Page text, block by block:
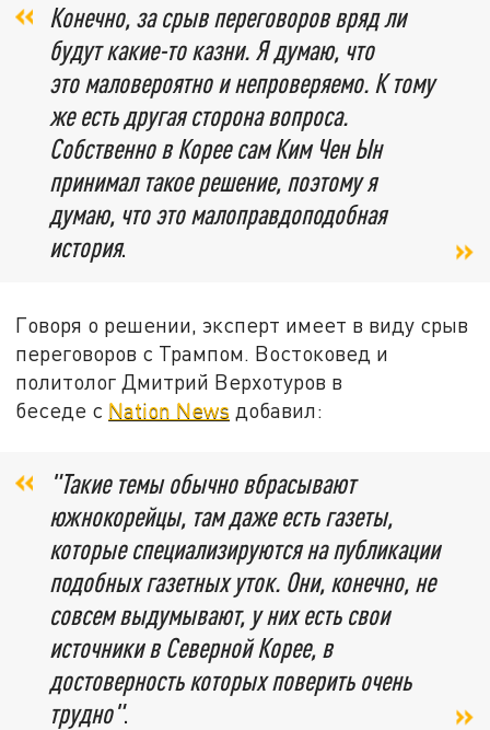
Конечно, за срыв переговоров вряд ли
будут какие-то казни. Я думаю, что
это маловероятно и непроверяемо. К тому
же есть другая сторона вопроса.
Собственно в Корее сам Ким Чен Ын
принимал такое решение, поэтому я
думаю, что это малоправдоподобная
история.
Говоря о решении, эксперт имеет в виду срыв
переговоров с Трампом. Востоковед и
политолог Дмитрий Верхотуров в
беседе с Nation News добавил:
"Такие темы обычно вбрасывают
южнокорейцы, там даже есть газеты,
которые специализируются на публикации
подобных газетных уток. Они, конечно, не
совсем выдумывают, у них есть свои
источники в Северной Корее, в
достоверность которых поверить очень
трудно".